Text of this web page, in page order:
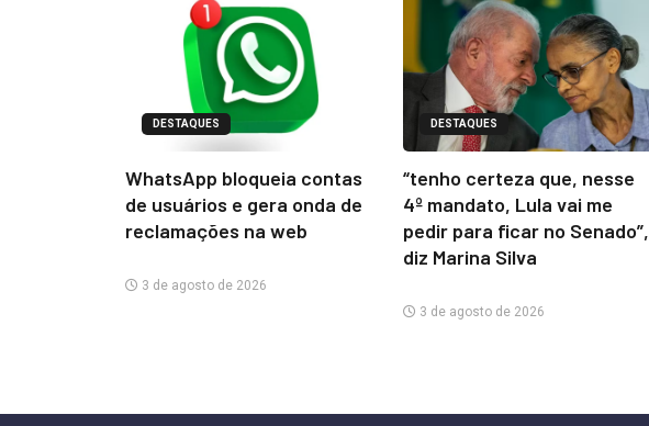
DESTAQUES
WhatsApp bloqueia contas
de usuários e gera onda de
reclamações na web
3 de agosto de 2026
DESTAQUES
“tenho certeza que, nesse
4º mandato, Lula vai me
pedir para ficar no Senado”,
diz Marina Silva
3 de agosto de 2026